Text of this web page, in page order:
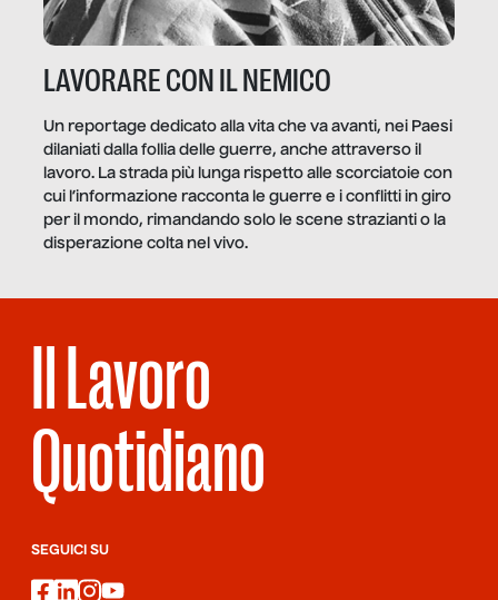
LAVORARE CON IL NEMICO
Un reportage dedicato alla vita che va avanti, nei Paesi
dilaniati dalla follia delle guerre, anche attraverso il
lavoro. La strada più lunga rispetto alle scorciatoie con
cui l’informazione racconta le guerre e i conflitti in giro
per il mondo, rimandando solo le scene strazianti o la
disperazione colta nel vivo.
Il Lavoro
Quotidiano
SEGUICI SU
facebook
linkedin
instagram
youtube